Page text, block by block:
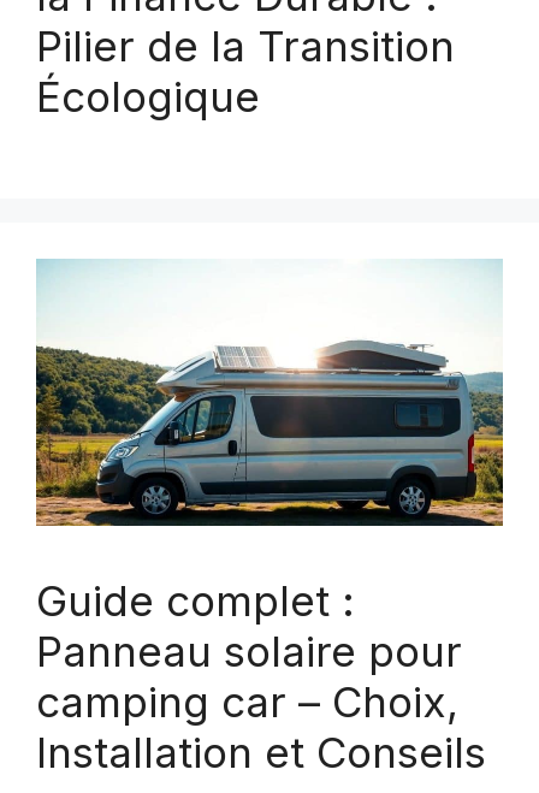
Pilier de la Transition
Écologique
Guide complet :
Panneau solaire pour
camping car – Choix,
Installation et Conseils